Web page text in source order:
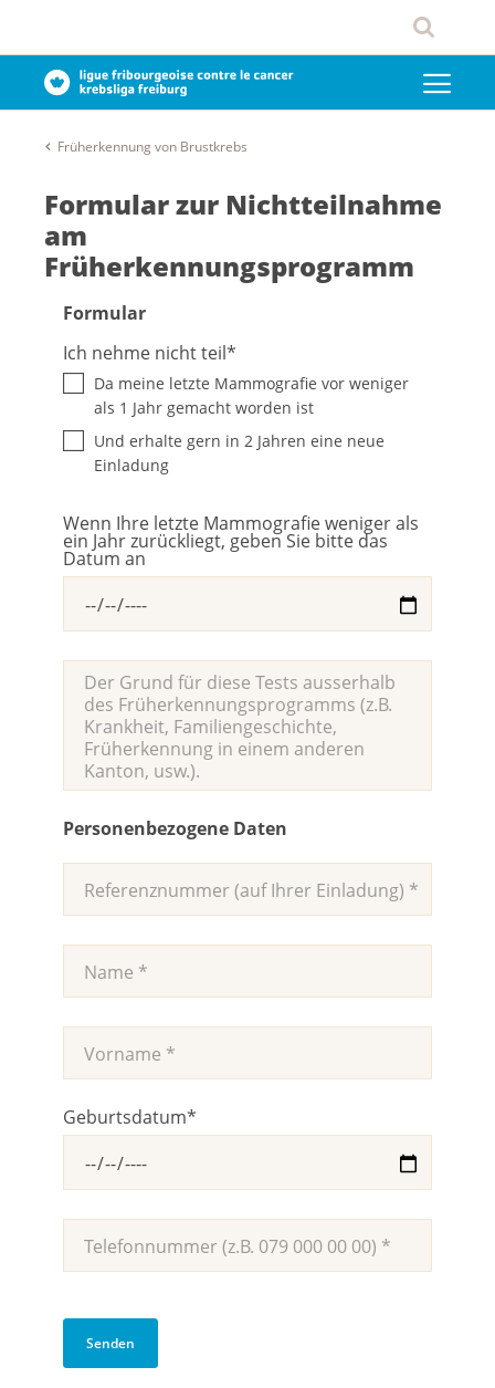
Früherkennung von Brustkrebs
Formular zur Nichtteilnahme
am
Früherkennungsprogramm
Formular
Ich nehme nicht teil*
Da meine letzte Mammografie vor weniger
als 1 Jahr gemacht worden ist
Und erhalte gern in 2 Jahren eine neue
Einladung
Wenn Ihre letzte Mammografie weniger als
ein Jahr zurückliegt, geben Sie bitte das
Datum an
Personenbezogene Daten
Geburtsdatum*